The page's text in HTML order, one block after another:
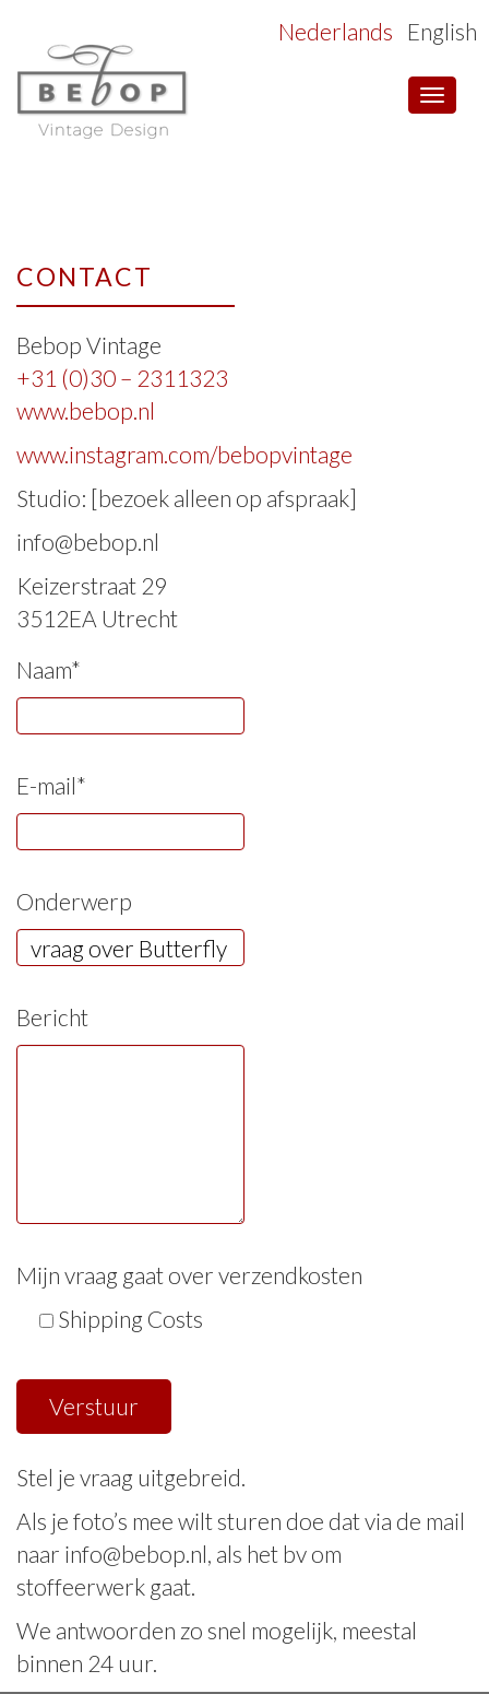
Toggle
Nederlands English
CONTACT
Bebop Vintage
+31 (0)30 – 2311323
www.bebop.nl
www.instagram.com/bebopvintage
Studio: [bezoek alleen op afspraak]
info@bebop.nl
Keizerstraat 29
3512EA Utrecht
Naam*
E-mail*
Onderwerp
Bericht
Mijn vraag gaat over verzendkosten
Shipping Costs
Stel je vraag uitgebreid.
Als je foto’s mee wilt sturen doe dat via de mail
naar info@bebop.nl, als het bv om
stoffeerwerk gaat.
We antwoorden zo snel mogelijk, meestal
binnen 24 uur.